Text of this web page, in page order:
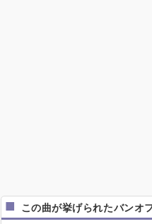
この曲が挙げられたバンオ